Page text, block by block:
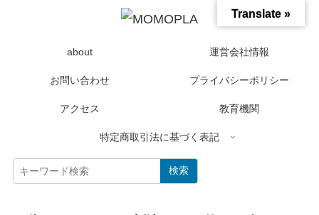
about 運営会社情報
お問い合わせ プライバシーポリシー
アクセス 教育機関
特定商取引法に基づく表記
検索
Translate »